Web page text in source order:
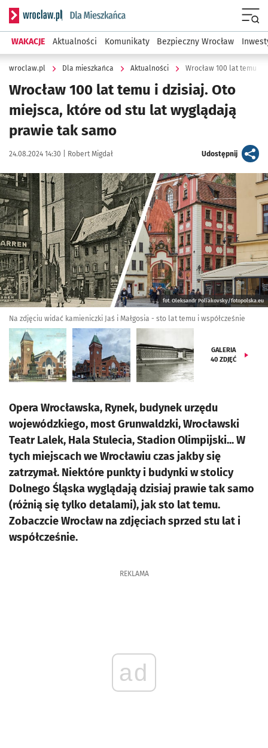
Serwis informacyjny wroclaw.pl podserwis: Dla mieszkańca
WAKACJE Aktualności Komunikaty Bezpieczny Wrocław
wroclaw.pl Dla mieszkańca Aktualności Wrocław 100 lat temu i
Wrocław 100 lat temu i dzisiaj. Oto
miejsca, które od stu lat wyglądają
prawie tak samo
Data publikacji:
24.08.2024 14:30 | Autor:
Robert Migdał Udostępnijartykuł
Kliknij, aby zobaczyć galerię
fot. Oleksandr Poliakovsky/fotopolska.eu
Na zdjęciu widać kamieniczki Jaś i Małgosia - sto lat temu i współcześnie
GALERIA
40 ZDJĘĆ
Opera Wrocławska, Rynek, budynek urzędu
wojewódzkiego, most Grunwaldzki, Wrocławski
Teatr Lalek, Hala Stulecia, Stadion Olimpijski... W
tych miejscach we Wrocławiu czas jakby się
zatrzymał. Niektóre punkty i budynki w stolicy
Dolnego Śląska wyglądają dzisiaj prawie tak samo
(różnią się tylko detalami), jak sto lat temu.
Zobaczcie Wrocław na zdjęciach sprzed stu lat i
współcześnie.
REKLAMA
ad